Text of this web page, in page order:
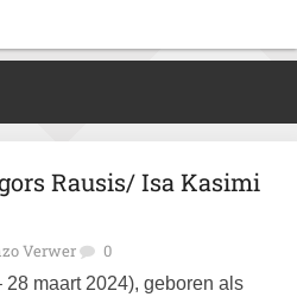
Rausis/ Isa Kasimi
Verwer 0
28 maart 2024), geboren als